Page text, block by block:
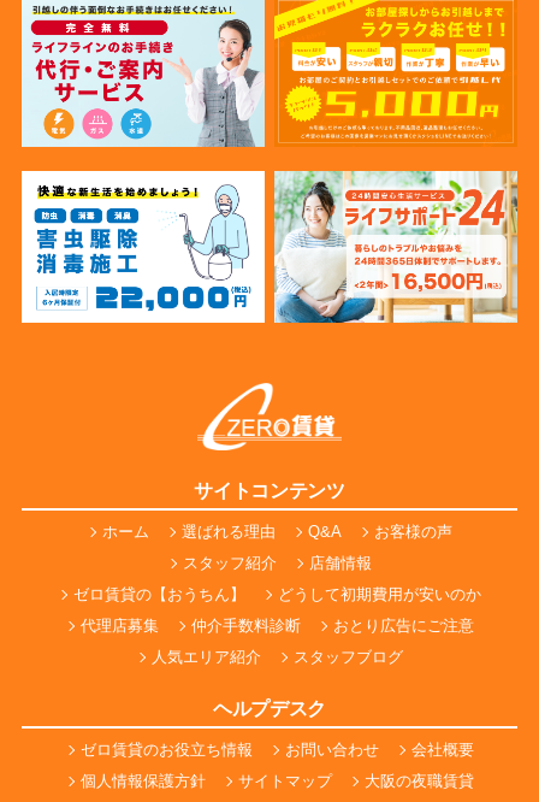
サイトコンテンツ
ホーム 選ばれる理由 Q&A
お客様の声
スタッフ紹介
店舗情報
ゼロ賃貸の【おうちん】
どうして初期費用が安いのか
代理店募集
仲介手数料診断
おとり広告にご注意
人気エリア紹介
スタッフブログ
ヘルプデスク
ゼロ賃貸のお役立ち情報 お問い合わせ
会社概要
個人情報保護方針
サイトマップ 大阪の夜職賃貸